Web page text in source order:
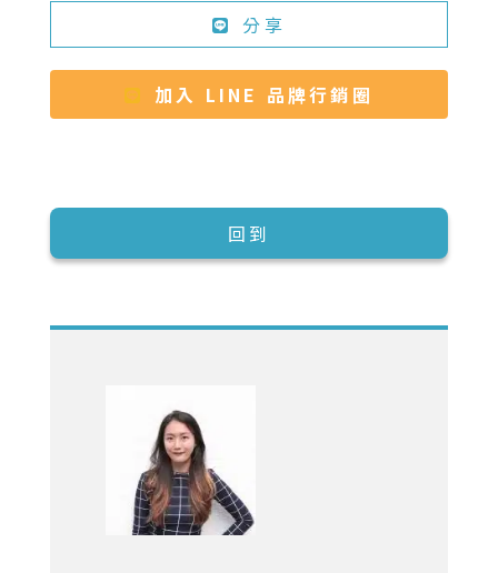
分享
加入 LINE 品牌行銷圈
回到